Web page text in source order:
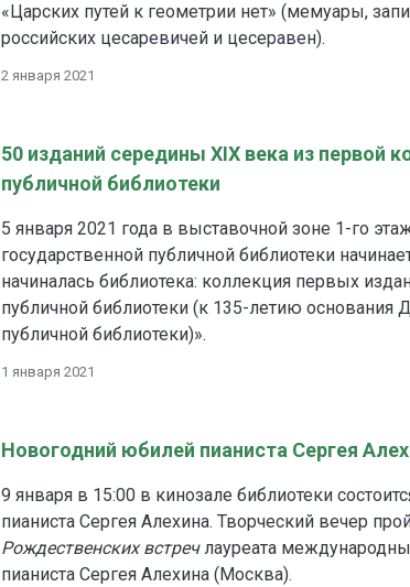
«Царских путей к геометрии нет» (мемуары,
российских цесаревичей и цесеравен).
2 января 2021
50 изданий середины XIX века из первой
публичной библиотеки
5 января 2021 года в выставочной зоне 1-го
государственной публичной библиотеки
начиналась библиотека: коллекция первых
публичной библиотеки (к 135-летию основания
публичной библиотеки)».
1 января 2021
Новогодний юбилей пианиста Сергея
9 января в 15:00 в кинозале библиотеки
пианиста Сергея Алехина. Творческий вечер
Рождественских встречлауреата
пианиста Сергея Алехина (Москва).